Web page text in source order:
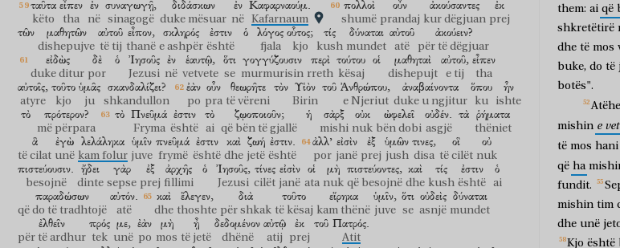
ταῦτα
këto
εἶπεν
tha
ἐν
në
συναγωγῇ,
sinagogë
διδάσκων
duke mësuar
ἐν
në
Καφαρναούμ.
Kafarnaum
πολλοὶ
shumë
οὖν
prandaj
ἀκούσαντες
kur dëgjuan
ἐκ
prej
τῶν μαθητῶν
dishepujve
αὐτοῦ
të tij
εἶπον,
thanë
σκληρός
e ashpër
ἐστιν
është
ὁ λόγος
fjala
οὗτος;
kjo
τίς
kush
δύναται
mundet
αὐτοῦ
atë
ἀκούειν?
për të dëgjuar
εἰδὼς
duke ditur
δὲ
por
ὁ Ἰησοῦς
Jezusi
ἐν
në
ἑαυτῷ,
vetvete
ὅτι
se
γογγύζουσιν
murmurisin
περὶ
rreth
τούτου
kësaj
οἱ μαθηταὶ
dishepujt
αὐτοῦ,
e tij
εἶπεν
tha
αὐτοῖς,
atyre
τοῦτο
kjo
ὑμᾶς
ju
σκανδαλίζει?
shkandullon
ἐὰν
po
οὖν
pra
θεωρῆτε
të vëreni
τὸν Υἱὸν
Birin
τοῦ Ἀνθρώπου,
e Njeriut
ἀναβαίνοντα
duke u ngjitur
ὅπου
ku
ἦν
ishte
τὸ πρότερον?
më përpara
τὸ Πνεῦμά
Fryma
ἐστιν
është
τὸ
ai
ζῳοποιοῦν;
që bën të gjallë
ἡ σὰρξ
mishi
οὐκ
nuk
ὠφελεῖ
bën dobi
οὐδέν.
asgjë
τὰ ῥήματα
thëniet
ἃ
të cilat
ἐγὼ
unë
λελάληκα
kam folur
ὑμῖν
juve
πνεῦμά
frymë
ἐστιν
është
καὶ
dhe
ζωή
jetë
ἐστιν.
është
ἀλλ’
por
εἰσὶν
janë
ἐξ
prej
ὑμῶν
jush
τινες,
disa
οἳ
të cilët
οὐ
nuk
πιστεύουσιν.
besojnë
ᾔδει
dinte
γὰρ
sepse
ἐξ
prej
ἀρχῆς
fillimi
ὁ Ἰησοῦς,
Jezusi
τίνες
cilët
εἰσὶν
janë
οἱ
ata
μὴ
nuk
πιστεύοντες,
që besojnë
καὶ
dhe
τίς
kush
ἐστιν
është
ὁ
ai
παραδώσων
që do të tradhtojë
αὐτόν.
atë
καὶ
dhe
ἔλεγεν,
thoshte
διὰ
për shkak
τοῦτο
të kësaj
εἴρηκα
kam thënë
ὑμῖν,
juve
ὅτι
se
οὐδεὶς
asnjë
δύναται
mundet
ἐλθεῖν
për të ardhur
πρός
tek
με,
unë
ἐὰν
po
μὴ
mos
ᾖ
të jetë
δεδομένον
dhënë
αὐτῷ
atij
ἐκ
prej
τοῦ Πατρός.
Atit
them: ai që
shkretëtirë
dhe të mos
buke, do të
botës".
mishin e vet
të mos hani
që ha
fundit.
mishin tim
dhe unë
Kjo është